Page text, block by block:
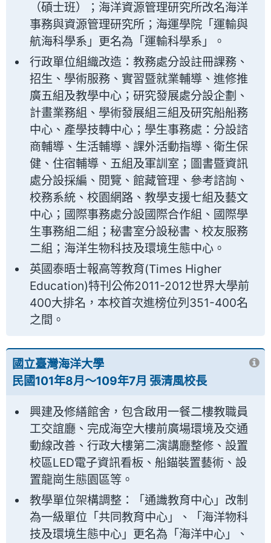
（碩士班）；海洋資源管理研究所改名海洋
事務與資源管理研究所；海運學院「運輸與
航海科學系」更名為「運輸科學系」。
行政單位組織改造：教務處分設註冊課務、
招生、學術服務、實習暨就業輔導、進修推
廣五組及教學中心；研究發展處分設企劃、
計畫業務組、學術發展組三組及研究船船務
中心、產學技轉中心；學生事務處：分設諮
商輔導、生活輔導、課外活動指導、衛生保
健、住宿輔導、五組及軍訓室；圖書暨資訊
處分設採編、閱覽、館藏管理、參考諮詢、
校務系統、校園網路、教學支援七組及藝文
中心；國際事務處分設國際合作組、國際學
生事務組二組；秘書室分設秘書、校友服務
二組；海洋生物科技及環境生態中心。
英國泰晤士報高等教育(Times Higher
Education)特刊公佈2011-2012世界大學前
400大排名，本校首次進榜位列351-400名
之間。
國立臺灣海洋大學
民國101年8月～109年7月 張清風校長
興建及修繕館舍，包含啟用一餐二樓教職員
工交誼廳、完成海空大樓前廣場環境及交通
動線改善、行政大樓第二演講廳整修、設置
校區LED電子資訊看板、船錨裝置藝術、設
置龍崗生態園區等。
教學單位架構調整：「通識教育中心」改制
為一級單位「共同教育中心」、「海洋物科
技及環境生態中心」更名為「海洋中心」、